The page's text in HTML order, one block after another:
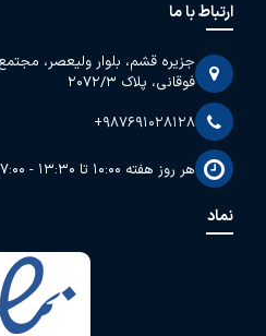
ارتباط با ما
جزیره قشم، بلوار ولیعصر،
فوقانی، پلاک 2072/3
+987691028128
هر روز هفته 10:00 تا 13:30 - 17:00 تا 22:30
نماد